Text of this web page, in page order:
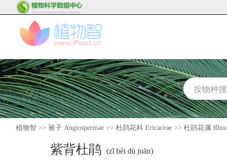
植物智 >> 被子 Angiospermae >> 杜鹃花科 Ericaceae >> 杜鹃花属
紫背杜鹃 (zǐ bèi dù juān)